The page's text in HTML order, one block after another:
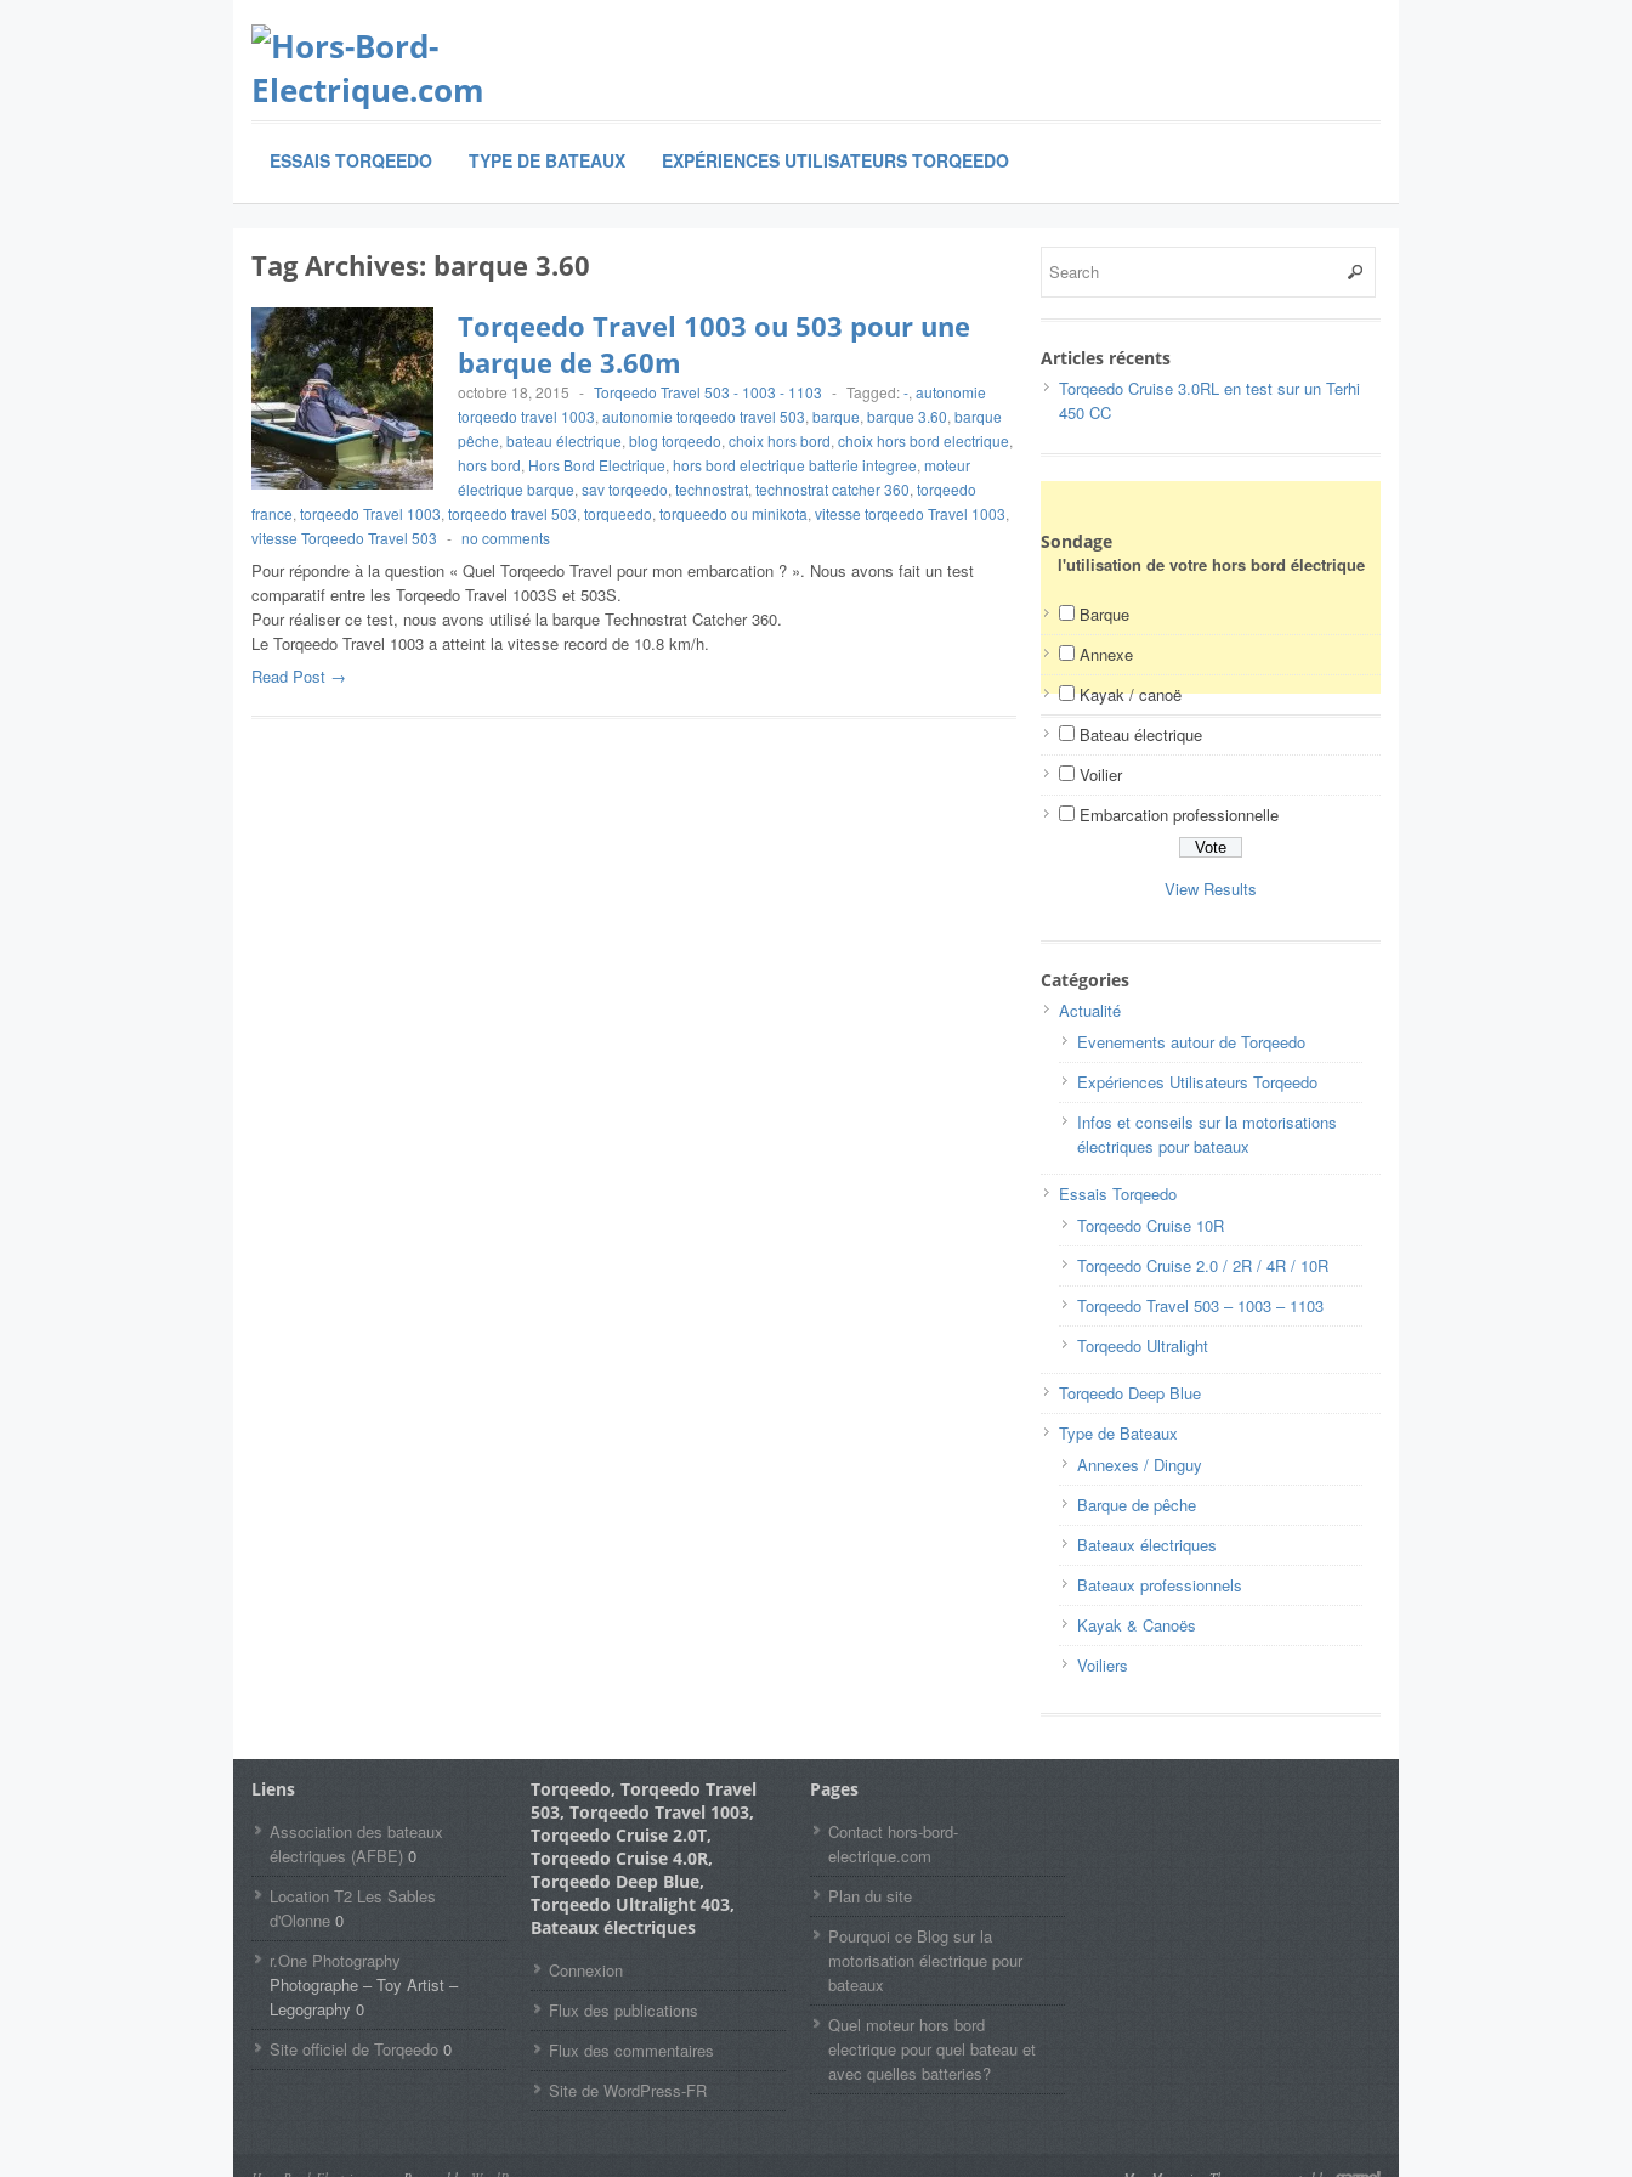
ESSAIS TORQEEDO TYPE DE BATEAUX EXPÉRIENCES UTILISATEURS TORQEEDO
Tag Archives: barque 3.60
Torqeedo Travel 1003 ou 503 pour une
barque de 3.60m
octobre 18, 2015 - Torqeedo Travel 503 - 1003 - 1103 - Tagged:-, autonomie
torqeedo travel 1003, autonomie torqeedo travel 503, barque, barque 3.60, barque
pêche, bateau électrique, blog torqeedo, choix hors bord, choix hors bord electrique,
hors bord, Hors Bord Electrique, hors bord electrique batterie integree, moteur
électrique barque, sav torqeedo, technostrat, technostrat catcher 360, torqeedo
france, torqeedo Travel 1003, torqeedo travel 503, torqueedo, torqueedo ou minikota, vitesse torqeedo Travel 1003,
vitesse Torqeedo Travel 503 - no comments
Pour répondre à la question « Quel Torqeedo Travel pour mon embarcation ? ». Nous avons fait un test
comparatif entre les Torqeedo Travel 1003S et 503S.
Pour réaliser ce test, nous avons utilisé la barque Technostrat Catcher 360.
Le Torqeedo Travel 1003 a atteint la vitesse record de 10.8 km/h.
Read Post →
Articles récents
Torqeedo Cruise 3.0RL en test sur un Terhi
450 CC
Sondage
l'utilisation de votre hors bord électrique
Barque
Annexe
Kayak / canoë
Bateau électrique
Voilier
Embarcation professionnelle
View Results
Catégories
Actualité
Evenements autour de Torqeedo
Expériences Utilisateurs Torqeedo
Infos et conseils sur la motorisations
électriques pour bateaux
Essais Torqeedo
Torqeedo Cruise 10R
Torqeedo Cruise 2.0 / 2R / 4R / 10R
Torqeedo Travel 503 – 1003 – 1103
Torqeedo Ultralight
Torqeedo Deep Blue
Type de Bateaux
Annexes / Dinguy
Barque de pêche
Bateaux électriques
Bateaux professionnels
Kayak & Canoës
Voiliers
Liens
Association des bateaux
électriques (AFBE) 0
Location T2 Les Sables
d'Olonne 0
r.One Photography
Photographe – Toy Artist –
Legography 0
Site officiel de Torqeedo 0
Torqeedo, Torqeedo Travel
503, Torqeedo Travel 1003,
Torqeedo Cruise 2.0T,
Torqeedo Cruise 4.0R,
Torqeedo Deep Blue,
Torqeedo Ultralight 403,
Bateaux électriques
Connexion
Flux des publications
Flux des commentaires
Site de WordPress-FR
Pages
Contact hors-bord-
electrique.com
Plan du site
Pourquoi ce Blog sur la
motorisation électrique pour
bateaux
Quel moteur hors bord
electrique pour quel bateau et
avec quelles batteries?